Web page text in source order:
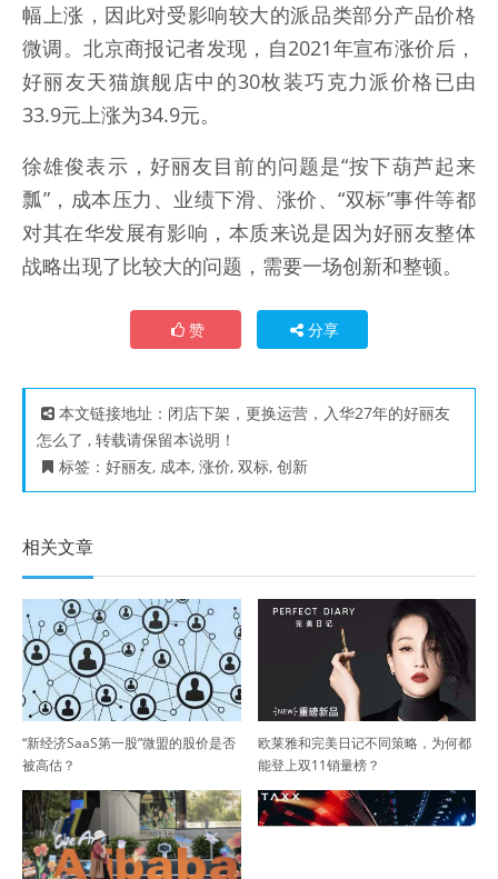
幅上涨，因此对受影响较大的派品类部分产品价格
微调。北京商报记者发现，自2021年宣布涨价后，
好丽友天猫旗舰店中的30枚装巧克力派价格已由
33.9元上涨为34.9元。
徐雄俊表示，好丽友目前的问题是“按下葫芦起来
瓢”，成本压力、业绩下滑、涨价、“双标”事件等都
对其在华发展有影响，本质来说是因为好丽友整体
战略出现了比较大的问题，需要一场创新和整顿。
赞 分享
本文链接地址： 闭店下架，更换运营，入华27年的好丽友
怎么了 , 转载请保留本说明！
标签： 好丽友, 成本, 涨价, 双标, 创新
相关文章
“新经济SaaS第一股”微盟的股价是否
被高估？
欧莱雅和完美日记不同策略，为何都
能登上双11销量榜？